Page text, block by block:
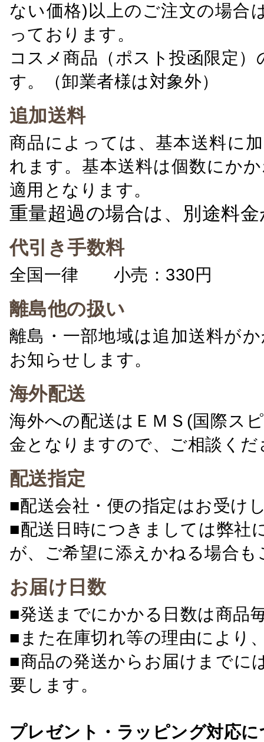
ない価格)以上のご注文の場合
っております。
コスメ商品（ポスト投函限定
す。（卸業者様は対象外）
追加送料
商品によっては、基本送料に
れます。基本送料は個数にか
適用となります。
重量超過の場合は、別途料
代引き手数料
全国一律 小売：330円 卸
離島他の扱い
離島・一部地域は追加送料が
お知らせします。
海外配送
海外への配送はＥＭＳ(国際ス
金となりますので、ご相談くだ
配送指定
■配送会社・便の指定はお受け
■配送日時につきましては弊社
が、ご希望に添えかねる場合
お届け日数
■発送までにかかる日数は商品
■また在庫切れ等の理由により
■商品の発送からお届けまでに
要します。
プレゼント・ラッピング対応